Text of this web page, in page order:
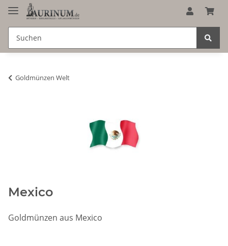
Goldmünzen Welt
Mexico
Goldmünzen aus Mexico